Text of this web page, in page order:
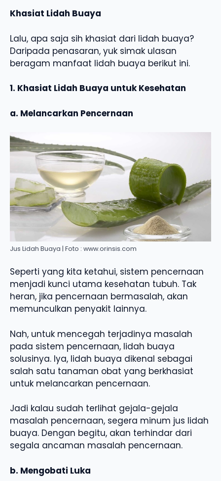
Khasiat Lidah Buaya
Lalu, apa saja sih khasiat dari lidah buaya?
Daripada penasaran, yuk simak ulasan
beragam manfaat lidah buaya berikut ini.
1. Khasiat Lidah Buaya untuk Kesehatan
a. Melancarkan Pencernaan
Jus Lidah Buaya | Foto : www.orinsis.com
Seperti yang kita ketahui, sistem pencernaan
menjadi kunci utama kesehatan tubuh. Tak
heran, jika pencernaan bermasalah, akan
memunculkan penyakit lainnya.
Nah, untuk mencegah terjadinya masalah
pada sistem pencernaan, lidah buaya
solusinya. Iya, lidah buaya dikenal sebagai
salah satu tanaman obat yang berkhasiat
untuk melancarkan pencernaan.
Jadi kalau sudah terlihat gejala-gejala
masalah pencernaan, segera minum jus lidah
buaya. Dengan begitu, akan terhindar dari
segala ancaman masalah pencernaan.
b. Mengobati Luka